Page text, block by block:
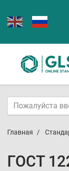
Главная
ГОСТ